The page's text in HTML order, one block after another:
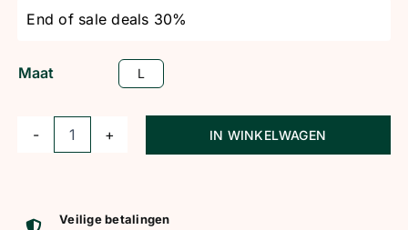
End of sale deals 30%
Maat L
MrsRos
Blush
IN WINKELWAGEN
Veilige betalingen